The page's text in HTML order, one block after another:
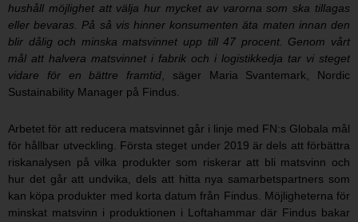
hushåll möjlighet att välja hur mycket av varorna som ska tillagas
eller bevaras. På så vis hinner konsumenten äta maten innan den
blir dålig och minska matsvinnet upp till 47 procent. Genom vårt
mål att halvera matsvinnet i fabrik och i logistikkedja tar vi steget
vidare för en bättre framtid, säger Maria Svantemark, Nordic
Sustainability Manager på Findus.
Arbetet för att reducera matsvinnet går i linje med FN:s Globala mål
för hållbar utveckling. Första steget under 2019 är dels att förbättra
riskanalysen på vilka produkter som riskerar att bli matsvinn och
hur det går att undvika, dels att hitta nya samarbetspartners som
kan köpa produkter med korta datum från Findus. Möjligheterna för
minskat matsvinn i produktionen i Loftahammar där Findus bakar